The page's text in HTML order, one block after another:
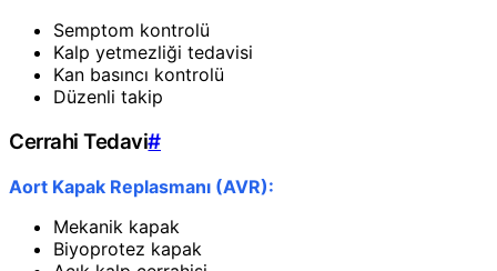
Semptom kontrolü
Kalp yetmezliği tedavisi
Kan basıncı kontrolü
Düzenli takip
Cerrahi Tedavi#
Aort Kapak Replasmanı (AVR):
Mekanik kapak
Biyoprotez kapak